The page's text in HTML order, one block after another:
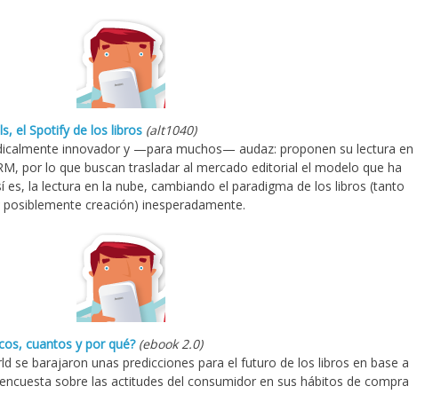
el Spotify de los libros (alt1040)
innovador y —para muchos— audaz: proponen su lectura en
por lo que buscan trasladar al mercado editorial el modelo que ha
es, la lectura en la nube, cambiando el paradigma de los libros (tanto
creación) inesperadamente.
cuantos y por qué? (ebook 2.0)
se barajaron unas predicciones para el futuro de los libros en base a
sobre las actitudes del consumidor en sus hábitos de compra